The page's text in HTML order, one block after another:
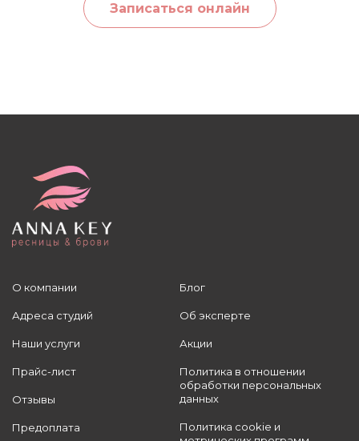
Записаться онлайн
О компании
Адреса студий
Наши услуги
Прайс-лист
Отзывы
Предоплата
Блог
Об эксперте
Акции
Политика в отношении
обработки персональных
данных
Политика cookie и